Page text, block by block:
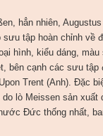
hẳn nhiên,
sưu tập hoàn chỉnh về
hình, kiểu dáng,
bên cạnh các sưu
Trent (Anh). Đặc
lò Meissen sản xuất
Đức thống nhất,